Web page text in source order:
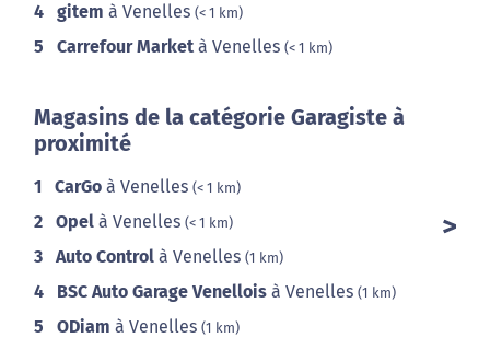
4 gitem à Venelles (< 1 km)
5 Carrefour Market à Venelles (< 1 km)
Magasins de la catégorie Garagiste à
proximité
1 CarGo à Venelles (< 1 km)
2 Opel à Venelles (< 1 km)
3 Auto Control à Venelles (1 km)
4 BSC Auto Garage Venellois à Venelles (1 km)
5 ODiam à Venelles (1 km)